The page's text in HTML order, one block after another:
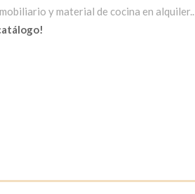
y material de cocina en alquiler..